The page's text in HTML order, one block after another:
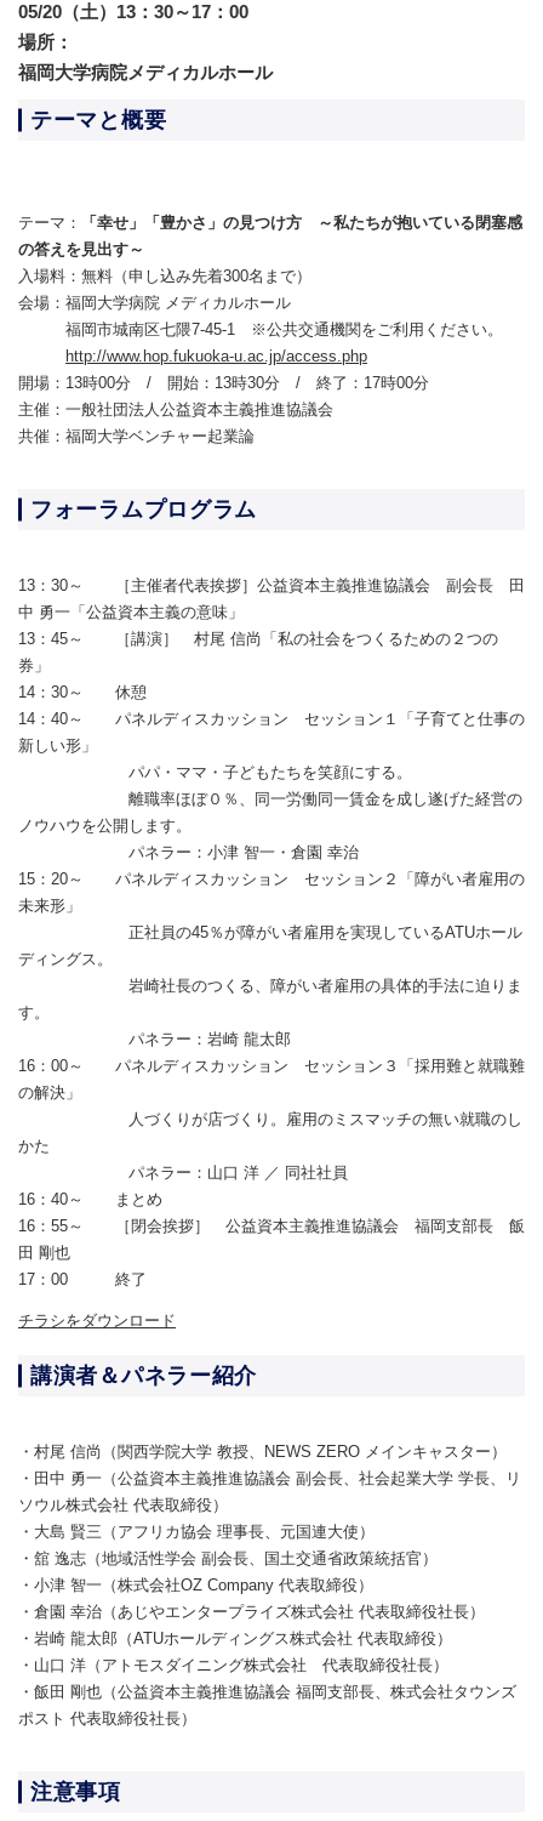
05/20（土）13：30～17：00
場所：
福岡大学病院メディカルホール
テーマと概要
テーマ：
「幸せ」「豊かさ」の見つけ方 ～私たちが抱いている閉塞感
の答えを見出す～
入場料：無料（申し込み先着300名まで）
会場：福岡大学病院 メディカルホール
福岡市城南区七隈7-45-1 ※公共交通機関をご利用ください。
http://www.hop.fukuoka-u.ac.jp/access.php
開場：13時00分 / 開始：13時30分 / 終了：17時00分
主催：一般社団法人公益資本主義推進協議会
共催：福岡大学ベンチャー起業論
フォーラムプログラム
13：30～ ［主催者代表挨拶］公益資本主義推進協議会 副会長 田
中 勇一「公益資本主義の意味」
13：45～ ［講演］ 村尾 信尚「私の社会をつくるための２つの
券」
14：30～ 休憩
14：40～ パネルディスカッション セッション１「子育てと仕事の
新しい形」
パパ・ママ・子どもたちを笑顔にする。
離職率ほぼ０％、同一労働同一賃金を成し遂げた経営の
ノウハウを公開します。
パネラー：小津 智一・倉園 幸治
15：20～ パネルディスカッション セッション２「障がい者雇用の
未来形」
正社員の45％が障がい者雇用を実現しているATUホール
ディングス。
岩崎社長のつくる、障がい者雇用の具体的手法に迫りま
す。
パネラー：岩崎 龍太郎
16：00～ パネルディスカッション セッション３「採用難と就職難
の解決」
人づくりが店づくり。雇用のミスマッチの無い就職のし
かた
パネラー：山口 洋 ／ 同社社員
16：40～ まとめ
16：55～ ［閉会挨拶］ 公益資本主義推進協議会 福岡支部長 飯
田 剛也
17：00 終了
チラシをダウンロード
講演者＆パネラー紹介
・村尾 信尚（関西学院大学 教授、NEWS ZERO メインキャスター）
・田中 勇一（公益資本主義推進協議会 副会長、社会起業大学 学長、リ
ソウル株式会社 代表取締役）
・大島 賢三（アフリカ協会 理事長、元国連大使）
・舘 逸志（地域活性学会 副会長、国土交通省政策統括官）
・小津 智一（株式会社OZ Company 代表取締役）
・倉園 幸治（あじやエンタープライズ株式会社 代表取締役社長）
・岩崎 龍太郎（ATUホールディングス株式会社 代表取締役）
・山口 洋（アトモスダイニング株式会社 代表取締役社長）
・飯田 剛也（公益資本主義推進協議会 福岡支部長、株式会社タウンズ
ポスト 代表取締役社長）
注意事項